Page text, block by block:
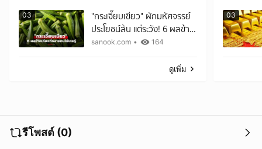
03
"กระเจี๊ยบเขียว" ผักมหัศจรรย์
ประโยชน์ล้น แต่ระวัง! 6 ผลข้าง
เคียงที่หลายคนไม่เคยรู้
sanook.com • 164
ดูเพิ่ม
03
รีโพสต์ (0)